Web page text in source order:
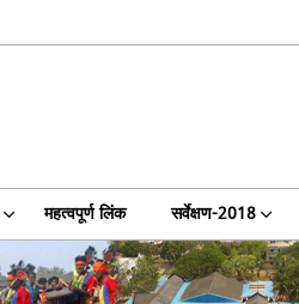
महत्वपूर्ण लिंक सर्वेक्षण-2018